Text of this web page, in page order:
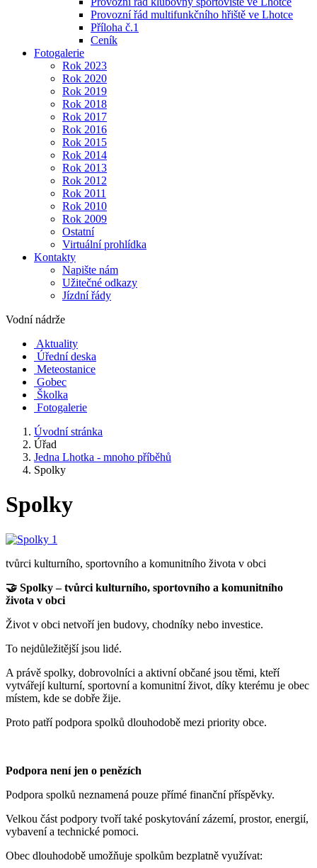
Provozní řád multifunkčního hřiště ve Lhotce
Příloha č.1
Ceník
Fotogalerie
Rok 2023
Rok 2020
Rok 2019
Rok 2018
Rok 2017
Rok 2016
Rok 2015
Rok 2014
Rok 2013
Rok 2012
Rok 2011
Rok 2010
Rok 2009
Ostatní
Virtuální prohlídka
Kontakty
Napište nám
Užitečné odkazy
Jízdní řády
Vodní nádrže
Aktuality
Úřední deska
Meteostanice
Gobec
Školka
Fotogalerie
Úvodní stránka
Úřad
Jedna Lhotka - mnoho příběhů
Spolky
Spolky
tvůrci kulturního, sportovního a komunitního života v obci
🤝 Spolky – tvůrci kulturního, sportovního a komunitního
života v obci
Život v obci netvoří jen budovy, chodníky nebo investice.
To nejdůležitější jsou lidé.
A právě spolky, dobrovolníci a aktivní občané jsou těmi, kteří
vytvářejí kulturní, sportovní a komunitní život, díky kterému je obec
místem, kde se dobře žije.
Proto patří podpora spolků dlouhodobě mezi priority obce.
Podpora není jen o penězích
Podpora spolků neznamená pouze přímé finanční příspěvky.
Velkou část podpory tvoří také poskytování zázemí, prostor, energií,
vybavení a technické pomoci.
Obec dlouhodobě umožňuje spolkům bezplatně využívat: